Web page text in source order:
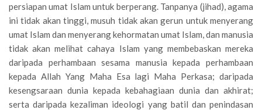
persiapan umat Islam untuk berperang. Tanpanya (jihad), agama
ini tidak akan tinggi, musuh tidak akan gerun untuk menyerang
umat Islam dan menyerang kehormatan umat Islam, dan manusia
tidak akan melihat cahaya Islam yang membebaskan mereka
daripada perhambaan sesama manusia kepada perhambaan
kepada Allah Yang Maha Esa lagi Maha Perkasa; daripada
kesengsaraan dunia kepada kebahagiaan dunia dan akhirat;
serta daripada kezaliman ideologi yang batil dan penindasan